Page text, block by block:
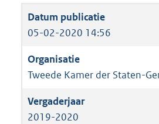
05-02-2020 14:56
Tweede Kamer der Staten-
2019-2020